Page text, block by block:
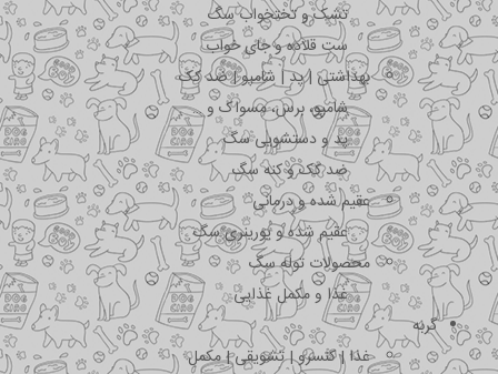
تشک و تختخواب سگ
ست قلاده و جای خواب
بهداشتی | پد | شامپو | ضد کک
شامپو، برس، مسواک و …
پد و دستشویی سگ
ضد کک و کنه سگ
عقیم شده و درمانی
عقیم شده و یورینری سگ
محصولات توله سگ
غذا و مکمل غذایی
گربه
غذا | کنسرو | تشویقی | مکمل